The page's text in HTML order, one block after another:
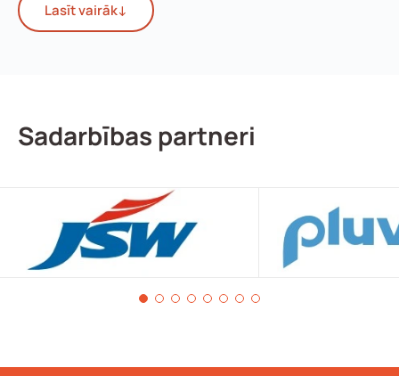
Mūsu klāsts sakārtots trīs kategorijās pēc kvalitātes un
Augstākā līnija ar pastiprināto stikla pamatu, dubultu
bitumena slāni un keramizēto minerālu apsmidzinājumu.
RESIDENTIAL collection
Vidējais segments dzīvojamām mājām ar 20-25 gadu
garantiju. Optimāls balans starp cenu un izturību.
RESIDENTIAL kolekciju.
Lasīt vairāk↓
Sadarbības partneri